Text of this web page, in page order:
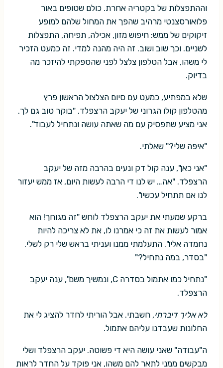
וההתפצלות של בקטריה אחרת. כולם שטופים באור
פלואורסצנטי מרהיב שהפך את המחול שלהם למופע
זיקוקים של ממש: חיפוש מזון, אכילה, תפיחה, התפצלות
לשניים. וכך שוב ושוב. זה היה מהנה למדי. זה כמעט הזכיר
לי משהו, אבל הטלפון צלצל לפני שהספקתי להיזכר מה
בדיוק.
שלא במפתיע, כמעט עם סיום הצלצול הראשון פרץ
מהטלפון קולו הגרוני של יעקב הרצפלד. "בוקר טוב גם לך.
אני מציע שתפסיק עם מה שאתה עושה ונתחיל לעבוד".
"איפה שלי?" שאלתי.
"אני כאן", ענה קול דק ונעים בהרבה מזה של יעקב
הרצפלד. "אה… יש לנו די הרבה לעשות היום, אז ממש יעזור
לנו אם תתחיל עכשיו".
ברקע שמעתי את יעקב הרצפלד לוחש "זה מגוחך! הוא
אמור לעשות את זה כי אמרנו לו, את לא צריכה להיות
נחמדה אליו". התעלמתי ממנו ועניתי בראש שלי רק לשלי.
"בסדר, במה נתחיל?"
"נתחיל כמו אתמול בסדרה C, ונמשיך משם", ענה יעקב
הרצפלד.
לא אליך דיברתי, חשבתי. אבל הוריתי לחדר להציג לי את
החלונות שעבדנו עליהם אתמול.
ה"עבודה" שאני עושה היא די פשוטה. יעקב הרצפלד ושלי
מבקשים ממני לתאר להם משהו, אני פוקד על החדר לראות